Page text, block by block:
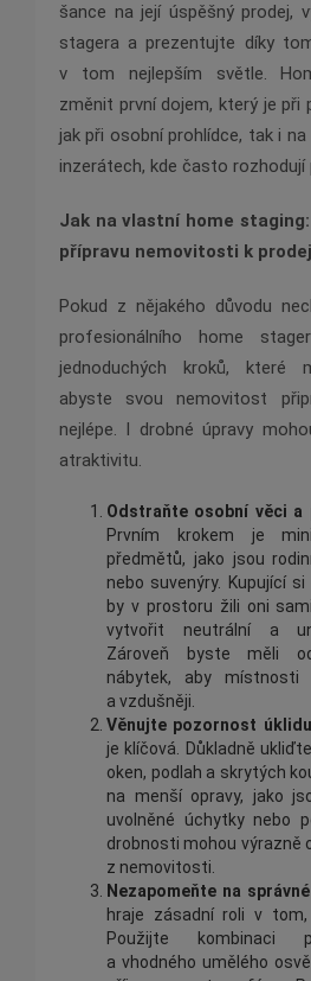
šance na její úspěšný prodej,
stagera a prezentujte díky
v tom nejlepším světle.
změnit první dojem, který je při
jak při osobní prohlídce, tak i
inzerátech, kde často rozhodují
Jak na vlastní home
přípravu nemovitosti k
Pokud z nějakého důvodu
profesionálního home
jednoduchých kroků, které
abyste svou nemovitost
nejlépe. I drobné úpravy
atraktivitu.
Odstraňte osobní věci a
Prvním krokem je
předmětů, jako jsou
nebo suvenýry. Kupující
by v prostoru žili oni
vytvořit neutrální a
Zároveň byste měli
nábytek, aby místnosti
a vzdušněji.
Věnujte pozornost
je klíčová. Důkladně
oken, podlah a skrytých
na menší opravy, jako
uvolněné úchytky nebo
drobnosti mohou výrazně
z nemovitosti.
Nezapomeňte na
hraje zásadní roli v tom,
Použijte kombinaci
a vhodného umělého